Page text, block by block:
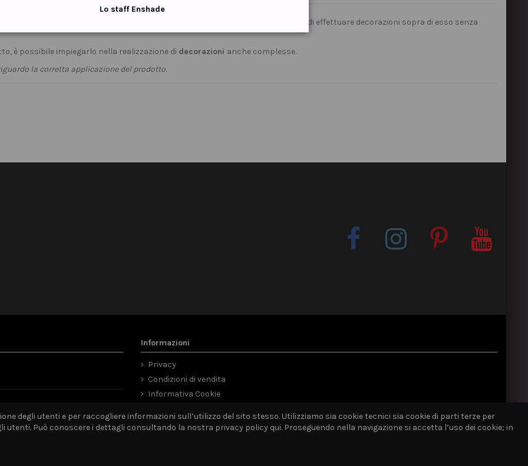
possiede un leggero strato d'inibizione (dispersione) che permette di effettuare decorazioni sopra di esso senza
è possibile impiegarlo nella realizzazione di decorazioni anche complesse.
la corretta applicazione del prodotto.
Informazioni
Privacy
Condizioni di vendita
Informativa Cookie
Lo staff Enshade
degli utenti e per raccogliere informazioni sull’utilizzo del sito stesso. Utilizziamo sia cookie tecnici sia cookie di parti terze per
Può conoscere i dettagli consultando la nostra privacy policy qui. Proseguendo nella navigazione si accetta l’uso dei cookie; in